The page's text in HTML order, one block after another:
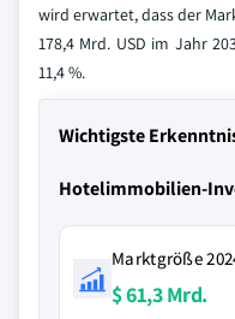
wird erwartet, dass der
178,4 Mrd. USD im Jahr
11,4 %.
Wichtigste
Hotelimmobilien-
Marktgröße
$ 61,3 Mrd.